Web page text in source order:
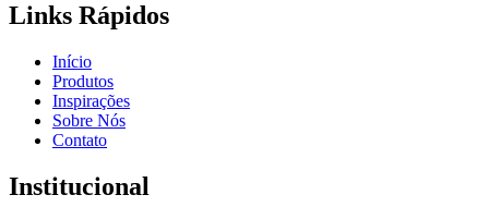
Links Rápidos
Início
Produtos
Inspirações
Sobre Nós
Contato
Institucional